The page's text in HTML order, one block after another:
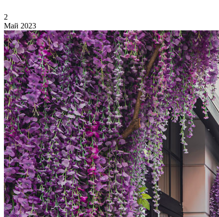
2
Май 2023